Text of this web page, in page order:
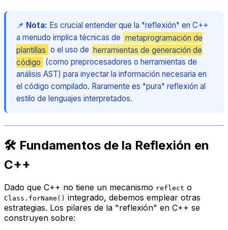
📌 Nota: Es crucial entender que la "reflexión" en C++
a menudo implica técnicas de metaprogramación de
plantillas o el uso de herramientas de generación de
código (como preprocesadores o herramientas de
análisis AST) para inyectar la información necesaria en
el código compilado. Raramente es "pura" reflexión al
estilo de lenguajes interpretados.
🛠️ Fundamentos de la Reflexión en
C++
Dado que C++ no tiene un mecanismo reflect o
Class.forName() integrado, debemos emplear otras
estrategias. Los pilares de la "reflexión" en C++ se
construyen sobre: